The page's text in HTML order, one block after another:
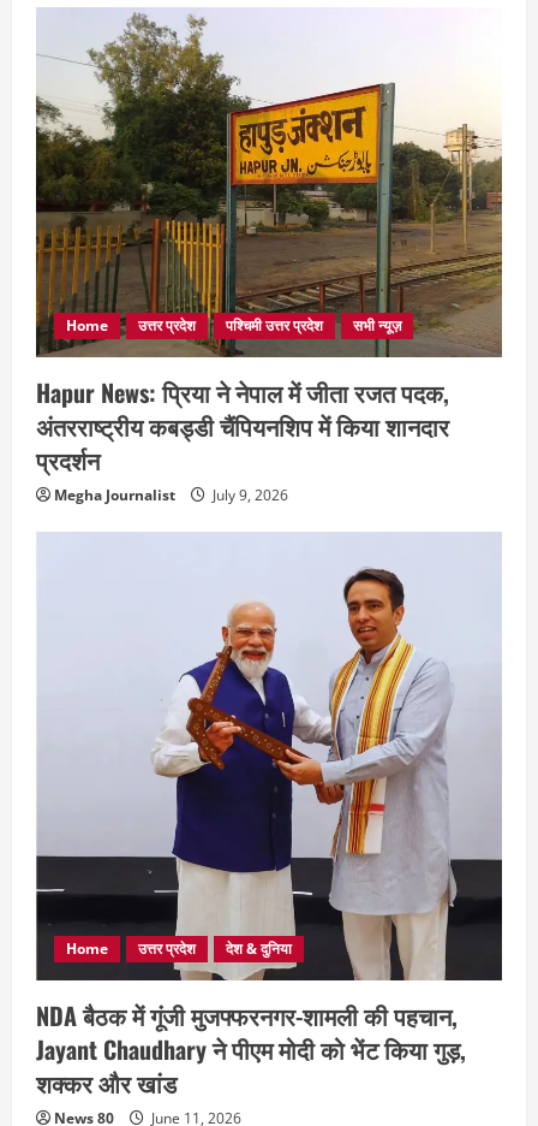
Home उत्तर प्रदेश पश्चिमी उत्तर प्रदेश सभी न्यूज़
Hapur News: प्रिया ने नेपाल में जीता रजत पदक,
अंतरराष्ट्रीय कबड्डी चैंपियनशिप में किया शानदार
प्रदर्शन
Megha Journalist July 9, 2026
Home उत्तर प्रदेश देश & दुनिया
NDA बैठक में गूंजी मुजफ्फरनगर-शामली की पहचान,
Jayant Chaudhary ने पीएम मोदी को भेंट किया गुड़,
शक्कर और खांड
News 80 June 11, 2026